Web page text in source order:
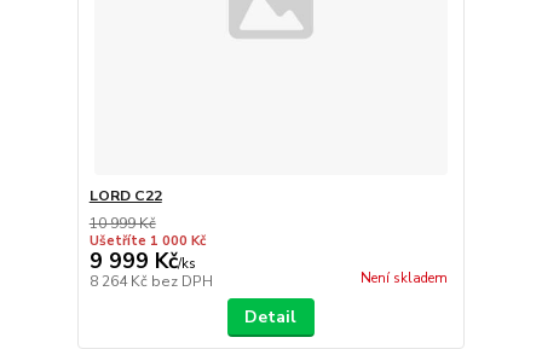
LORD C22
10 999 Kč
Ušetříte 1 000 Kč
9 999 Kč/ks
8 264 Kč bez DPH Není skladem
Detail